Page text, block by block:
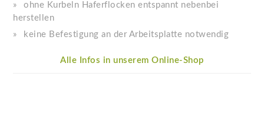
ohne Kurbeln Haferflocken entspannt nebenbei
herstellen
keine Befestigung an der Arbeitsplatte notwendig
Alle Infos in unserem Online-Shop